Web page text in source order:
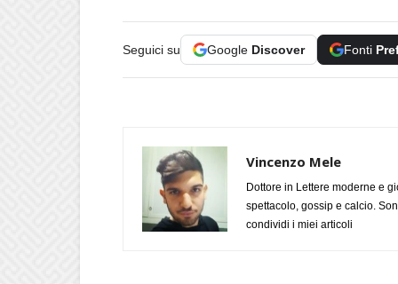
Seguici su Google Discover Fonti
Vincenzo Mele
Dottore in Lettere moderne e
spettacolo, gossip e calcio.
condividi i miei articoli